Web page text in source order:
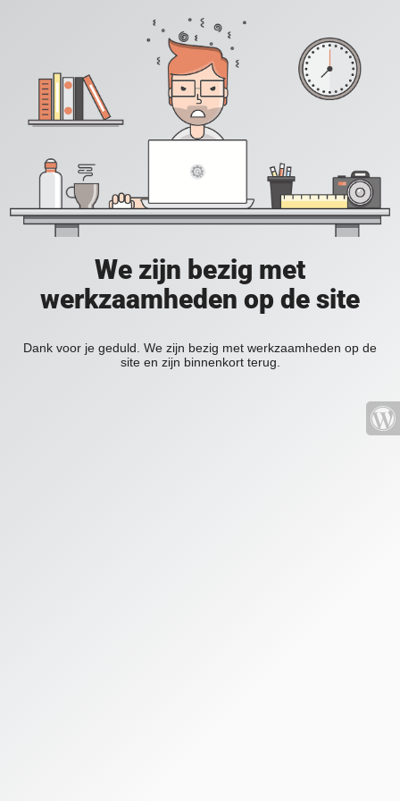
We zijn bezig met
werkzaamheden op de site
Dank voor je geduld. We zijn bezig met werkzaamheden op de
site en zijn binnenkort terug.